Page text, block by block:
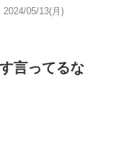
2024/05/13(月)
言ってるな